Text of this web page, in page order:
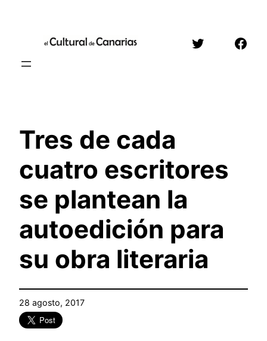
contenido
Twitter
Tres de cada
cuatro escritores
se plantean la
autoedición para
su obra literaria
28 agosto, 2017